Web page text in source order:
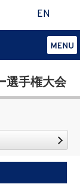
EN
選手権大会